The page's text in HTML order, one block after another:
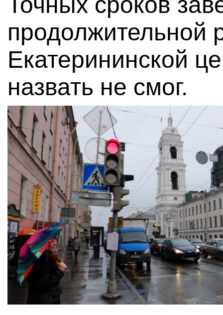
продолжительной
Екатерининской
назвать не смог.